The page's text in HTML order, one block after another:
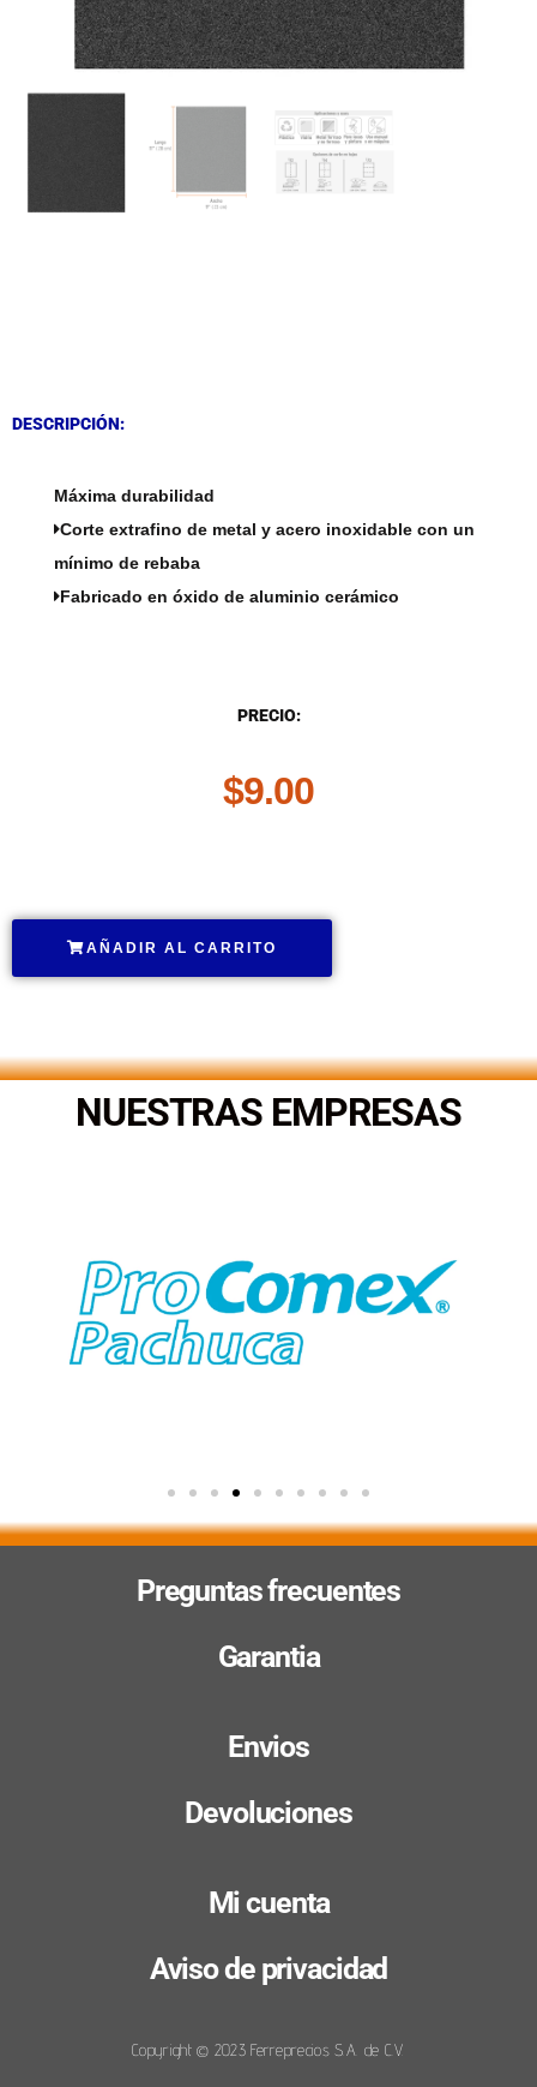
DESCRIPCIÓN:
Máxima durabilidad
Corte extrafino de metal y acero inoxidable con un
mínimo de rebaba
Fabricado en óxido de aluminio cerámico
PRECIO:
$9.00
AÑADIR AL CARRITO
NUESTRAS EMPRESAS
Preguntas frecuentes
Garantia
Envios
Devoluciones
Mi cuenta
Aviso de privacidad
Copyright © 2023 Ferreprecios S.A. de C.V.